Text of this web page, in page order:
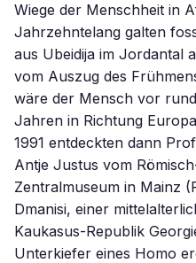
Wiege der Menschheit in
Jahrzehntelang galten
aus Ubeidija im Jordantal
vom Auszug des
wäre der Mensch vor
Jahren in Richtung
1991 entdeckten dann
Antje Justus vom
Zentralmuseum in Mainz
Dmanisi, einer
Kaukasus-Republik
Unterkiefer eines Homo